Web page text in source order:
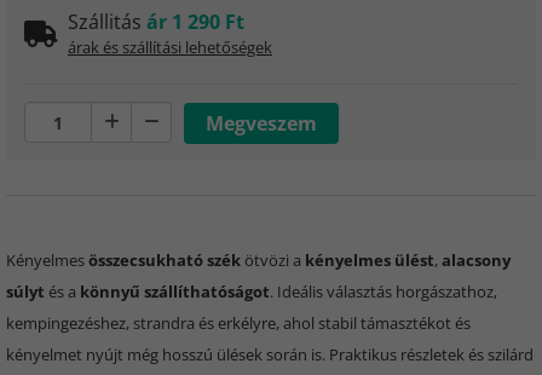
Szállitás ár 1 290 Ft
árak és szállítási lehetőségek
Kényelmesösszecsukható szék ötvözi a kényelmes ülést,alacsony
súlyt és a könnyű szállíthatóságot. Ideális választás horgászathoz,
kempingezéshez, strandra és erkélyre, ahol stabil támasztékot és
kényelmet nyújt még hosszú ülések során is. Praktikus részletek és szilárd